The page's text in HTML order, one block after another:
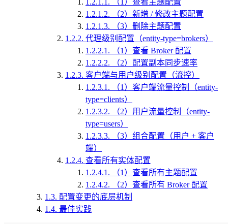
1.2.1.1.
（1）查看主题配置
1.2.1.2.
（2）新增 / 修改主题配置
1.2.1.3.
（3）删除主题配置
1.2.2. 代理级别配置（entity-type=brokers）
1.2.2.1.
（1）查看 Broker 配置
1.2.2.2.
（2）配置副本同步速率
1.2.3. 客户端与用户级别配置（流控）
1.2.3.1.
（1）客户端流量控制（entity-
type=clients）
1.2.3.2.
（2）用户流量控制（entity-
type=users）
1.2.3.3.
（3）组合配置（用户 + 客户
端）
1.2.4. 查看所有实体配置
1.2.4.1.
（1）查看所有主题配置
1.2.4.2.
（2）查看所有 Broker 配置
1.3. 配置变更的底层机制
1.4. 最佳实践